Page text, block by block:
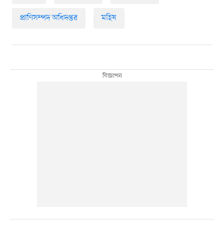
প্রাণিসম্পদ অধিদপ্তর মহিষ